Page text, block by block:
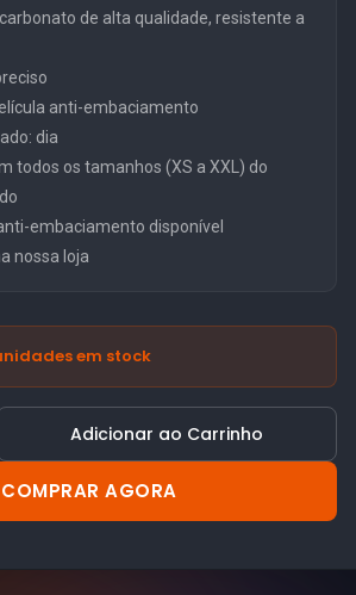
de alta qualidade, resistente a
anti-embaciamento
dia
todos os tamanhos (XS a XXL) do
embaciamento disponível
nossa loja
em stock
Adicionar ao Carrinho
COMPRAR AGORA